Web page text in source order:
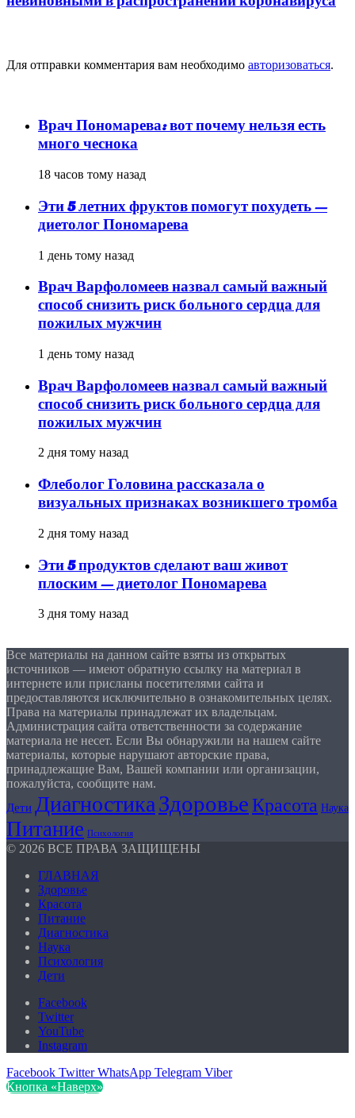
Для отправки комментария вам необходимо авторизоваться.
Врач Пономарева: вот почему нельзя есть
много чеснока
18 часов тому назад
Эти 5 летних фруктов помогут похудеть —
диетолог Пономарева
1 день тому назад
Врач Варфоломеев назвал самый важный
способ снизить риск больного сердца для
пожилых мужчин
1 день тому назад
Врач Варфоломеев назвал самый важный
способ снизить риск больного сердца для
пожилых мужчин
2 дня тому назад
Флеболог Головина рассказала о
визуальных признаках возникшего тромба
2 дня тому назад
Эти 5 продуктов сделают ваш живот
плоским — диетолог Пономарева
3 дня тому назад
Все материалы на данном сайте взяты из открытых
источников — имеют обратную ссылку на материал в
интернете или присланы посетителями сайта и
предоставляются исключительно в ознакомительных целях.
Права на материалы принадлежат их владельцам.
Администрация сайта ответственности за содержание
материала не несет. Если Вы обнаружили на нашем сайте
материалы, которые нарушают авторские права,
принадлежащие Вам, Вашей компании или организации,
пожалуйста, сообщите нам.
Дети ДиагностикаЗдоровьеКрасота Наука
Питание Психология
© 2026 ВСЕ ПРАВА ЗАЩИЩЕНЫ
ГЛАВНАЯ
Здоровье
Красота
Питание
Диагностика
Наука
Психология
Дети
Facebook
Twitter
YouTube
Instagram
Facebook Twitter WhatsApp Telegram Viber
Кнопка «Наверх»